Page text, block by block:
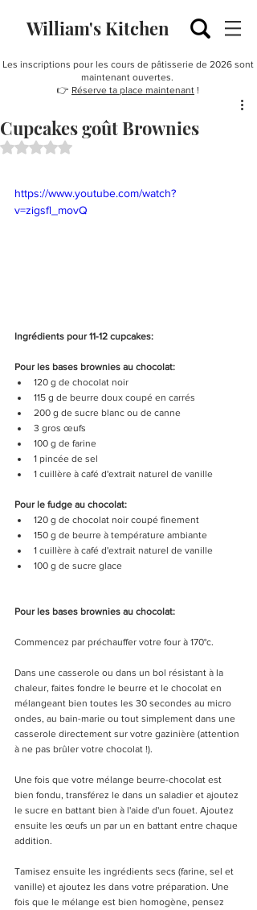
William's Kitchen
Les inscriptions pour les cours de pâtisserie de 2026 sont
maintenant ouvertes.
👉 Réserve ta place maintenant !
Cupcakes goût Brownies
Noté NaN étoiles sur 5.
https://www.youtube.com/watch?
v=zigsfl_movQ
Ingrédients pour 11-12 cupcakes:
Pour les bases brownies au chocolat:
120 g de chocolat noir
115 g de beurre doux coupé en carrés
200 g de sucre blanc ou de canne
3 gros œufs
100 g de farine
1 pincée de sel
1 cuillère à café d'extrait naturel de vanille
Pour le fudge au chocolat:
120 g de chocolat noir coupé finement
150 g de beurre à température ambiante
1 cuillère à café d'extrait naturel de vanille
100 g de sucre glace
Pour les bases brownies au chocolat:
Commencez par préchauffer votre four à 170°c.
Dans une casserole ou dans un bol résistant à la
chaleur, faites fondre le beurre et le chocolat en
mélangeant bien toutes les 30 secondes au micro
ondes, au bain-marie ou tout simplement dans une
casserole directement sur votre gazinière (attention
à ne pas brûler votre chocolat !).
Une fois que votre mélange beurre-chocolat est
bien fondu, transférez le dans un saladier et ajoutez
le sucre en battant bien à l'aide d'un fouet. Ajoutez
ensuite les œufs un par un en battant entre chaque
addition.
Tamisez ensuite les ingrédients secs (farine, sel et
vanille) et ajoutez les dans votre préparation. Une
fois que le mélange est bien homogène, pensez